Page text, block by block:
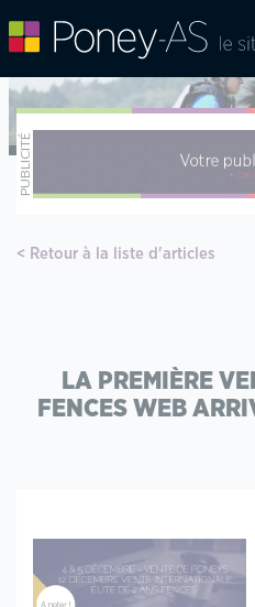
Retour à la liste d'articles
LA PREMIÈRE
FENCES WEB